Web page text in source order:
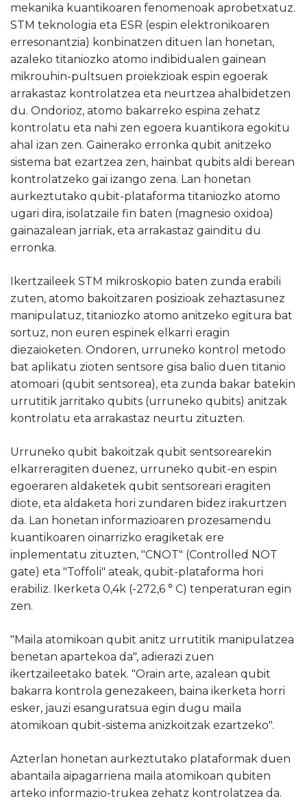
mekanika kuantikoaren fenomenoak aprobetxatuz.
STM teknologia eta ESR (espin elektronikoaren
erresonantzia) konbinatzen dituen lan honetan,
azaleko titaniozko atomo indibidualen gainean
mikrouhin-pultsuen proiekzioak espin egoerak
arrakastaz kontrolatzea eta neurtzea ahalbidetzen
du. Ondorioz, atomo bakarreko espina zehatz
kontrolatu eta nahi zen egoera kuantikora egokitu
ahal izan zen. Gainerako erronka qubit anitzeko
sistema bat ezartzea zen, hainbat qubits aldi berean
kontrolatzeko gai izango zena. Lan honetan
aurkeztutako qubit-plataforma titaniozko atomo
ugari dira, isolatzaile fin baten (magnesio oxidoa)
gainazalean jarriak, eta arrakastaz gainditu du
erronka.
Ikertzaileek STM mikroskopio baten zunda erabili
zuten, atomo bakoitzaren posizioak zehaztasunez
manipulatuz, titaniozko atomo anitzeko egitura bat
sortuz, non euren espinek elkarri eragin
diezaioketen. Ondoren, urruneko kontrol metodo
bat aplikatu zioten sentsore gisa balio duen titanio
atomoari (qubit sentsorea), eta zunda bakar batekin
urrutitik jarritako qubits (urruneko qubits) anitzak
kontrolatu eta arrakastaz neurtu zituzten.
Urruneko qubit bakoitzak qubit sentsorearekin
elkarreragiten duenez, urruneko qubit-en espin
egoeraren aldaketek qubit sentsoreari eragiten
diote, eta aldaketa hori zundaren bidez irakurtzen
da. Lan honetan informazioaren prozesamendu
kuantikoaren oinarrizko eragiketak ere
inplementatu zituzten, "CNOT" (Controlled NOT
gate) eta "Toffoli" ateak, qubit-plataforma hori
erabiliz. Ikerketa 0,4k (-272,6 ° C) tenperaturan egin
zen.
"Maila atomikoan qubit anitz urrutitik manipulatzea
benetan apartekoa da", adierazi zuen
ikertzaileetako batek. "Orain arte, azalean qubit
bakarra kontrola genezakeen, baina ikerketa horri
esker, jauzi esanguratsua egin dugu maila
atomikoan qubit-sistema anizkoitzak ezartzeko".
Azterlan honetan aurkeztutako plataformak duen
abantaila aipagarriena maila atomikoan qubiten
arteko informazio-trukea zehatz kontrolatzea da.